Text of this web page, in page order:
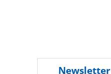
Newsletter